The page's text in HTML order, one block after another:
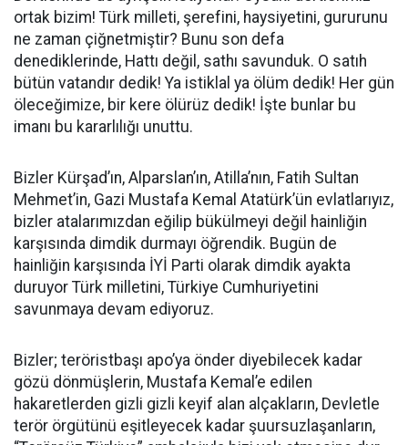
ortak bizim! Türk milleti, şerefini, haysiyetini, gururunu
ne zaman çiğnetmiştir? Bunu son defa
denediklerinde, Hattı değil, sathı savunduk. O satıh
bütün vatandır dedik! Ya istiklal ya ölüm dedik! Her gün
öleceğimize, bir kere ölürüz dedik! İşte bunlar bu
imanı bu kararlılığı unuttu.
Bizler Kürşad’ın, Alparslan’ın, Atilla’nın, Fatih Sultan
Mehmet’in, Gazi Mustafa Kemal Atatürk’ün evlatlarıyız,
bizler atalarımızdan eğilip bükülmeyi değil hainliğin
karşısında dimdik durmayı öğrendik. Bugün de
hainliğin karşısında İYİ Parti olarak dimdik ayakta
duruyor Türk milletini, Türkiye Cumhuriyetini
savunmaya devam ediyoruz.
Bizler; teröristbaşı apo’ya önder diyebilecek kadar
gözü dönmüşlerin, Mustafa Kemal’e edilen
hakaretlerden gizli gizli keyif alan alçakların, Devletle
terör örgütünü eşitleyecek kadar şuursuzlaşanların,